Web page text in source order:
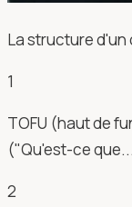
La structure d'un
1
TOFU (haut de
("Qu'est-ce
2